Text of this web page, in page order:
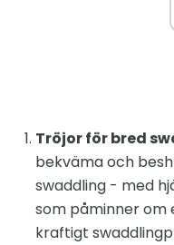
Tröjor för bred
bekväma och
swaddling - med
som påminner om
kraftigt